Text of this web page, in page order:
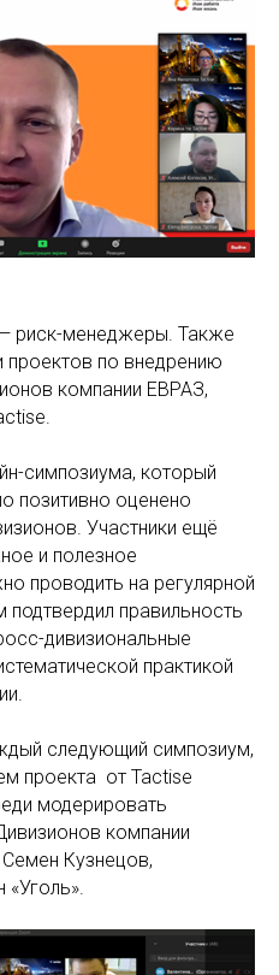
риск-менеджеры. Также
проектов по внедрению
компании ЕВРАЗ,
симпозиума, который
позитивно оценено
Участники ещё
и полезное
проводить на регулярной
правильность
дивизиональные
практикой
следующий симпозиум,
проекта от Tactise
модерировать
компании
Кузнецов,